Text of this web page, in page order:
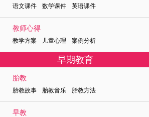
语文课件 数学课件 英语课件
教师心得
教学方案 儿童心理 案例分析
早期教育
胎教
胎教故事 胎教音乐 胎教方法
早教